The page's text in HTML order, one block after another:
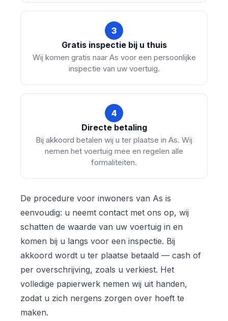
3
Gratis inspectie bij u thuis
Wij komen gratis naar As voor een persoonlijke
inspectie van uw voertuig.
4
Directe betaling
Bij akkoord betalen wij u ter plaatse in As. Wij
nemen het voertuig mee en regelen alle
formaliteiten.
De procedure voor inwoners van As is
eenvoudig: u neemt contact met ons op, wij
schatten de waarde van uw voertuig in en
komen bij u langs voor een inspectie. Bij
akkoord wordt u ter plaatse betaald — cash of
per overschrijving, zoals u verkiest. Het
volledige papierwerk nemen wij uit handen,
zodat u zich nergens zorgen over hoeft te
maken.